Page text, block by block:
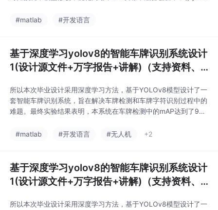
电力电子，开关电源，单相/三相PWM整流器，单向逆变器，变频
#matlab #开发语言
基于深度学习yolov8的智能车牌识别系统设计
1(设计源文件+万字报告+讲解)（支持资料、
所以本次毕业设计采用深度学习方法，基于YOLOv8模型设计了一
套智能车牌识别系统，旨在解决车牌检测和车牌字符识别过程中的
难题。最终实验结果表明，本系统在车牌检测中的mAP达到了96.1
业设计在理论价值上充分验证了YOLOv8在车牌检测和字符识别任
#matlab #开发语言 #无人机 +2
基于深度学习yolov8的智能车牌识别系统设计
1(设计源文件+万字报告+讲解)（支持资料、
所以本次毕业设计采用深度学习方法，基于YOLOv8模型设计了一